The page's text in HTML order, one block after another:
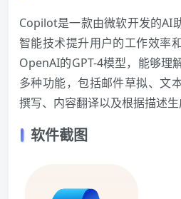
Copilot是一款由微软开发的AI
智能技术提升用户的工作效率
OpenAI的GPT-4模型，能够理
多种功能，包括邮件草拟、文
撰写、内容翻译以及根据描述生
软件截图